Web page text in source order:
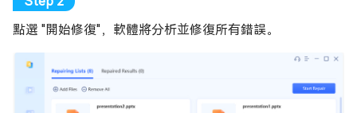
點選 "開始修復"，軟體將分析並修復所有錯誤。